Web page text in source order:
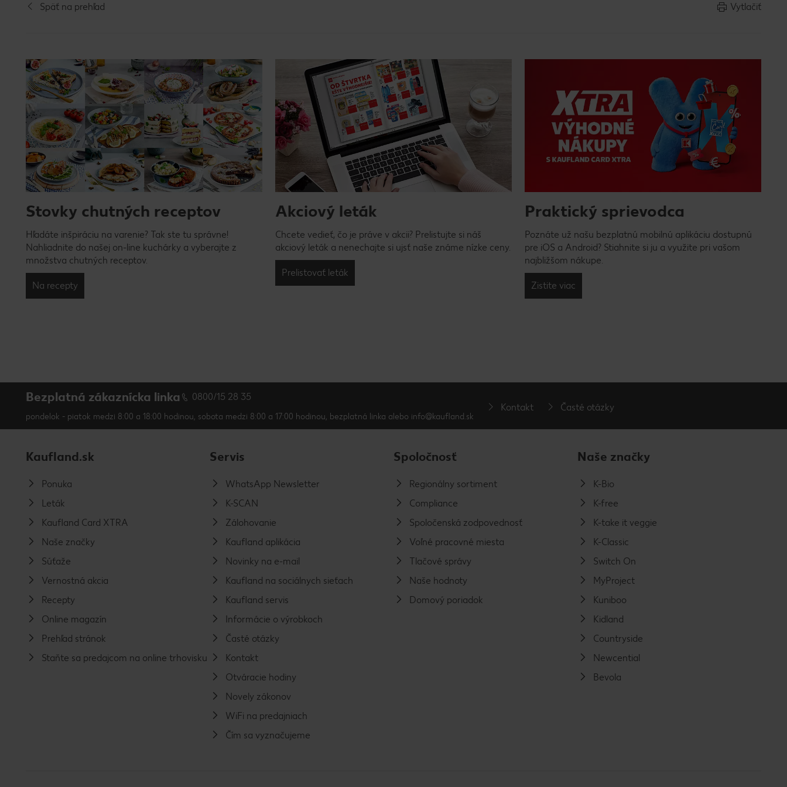
Späť na prehľad Vytlačiť
Stovky chutných receptov
Hľadáte inšpiráciu na varenie? Tak ste tu správne!
Nahliadnite do našej on-line kuchárky a vyberajte z
množstva chutných receptov.
Na recepty
Akciový leták
Chcete vedieť, čo je práve v akcii? Prelistujte si náš
akciový leták a nenechajte si ujsť naše známe nízke ceny.
Prelistovať leták
Praktický sprievodca
Poznáte už našu bezplatnú mobilnú aplikáciu dostupnú
pre iOS a Android? Stiahnite si ju a využite pri vašom
najbližšom nákupe.
Zistite viac
Bezplatná zákaznícka linka 0800/15 28 35
pondelok - piatok medzi 8:00 a 18:00 hodinou, sobota medzi 8:00 a 17:00 hodinou, bezplatná linka alebo info@kaufland.sk
Kontakt Časté otázky
Kaufland.sk
Ponuka
Leták
Kaufland Card XTRA
Naše značky
Súťaže
Vernostná akcia
Recepty
Online magazín
Prehľad stránok
Staňte sa predajcom na online trhovisku
Servis
WhatsApp Newsletter
K-SCAN
Zálohovanie
Kaufland aplikácia
Novinky na e-mail
Kaufland na sociálnych sieťach
Kaufland servis
Informácie o výrobkoch
Časté otázky
Kontakt
Otváracie hodiny
Novely zákonov
WiFi na predajniach
Čím sa vyznačujeme
Spoločnosť
Regionálny sortiment
Compliance
Spoločenská zodpovednosť
Voľné pracovné miesta
Tlačové správy
Naše hodnoty
Domový poriadok
Naše značky
K-Bio
K-free
K-take it veggie
K-Classic
Switch On
MyProject
Kuniboo
Kidland
Countryside
Newcential
Bevola